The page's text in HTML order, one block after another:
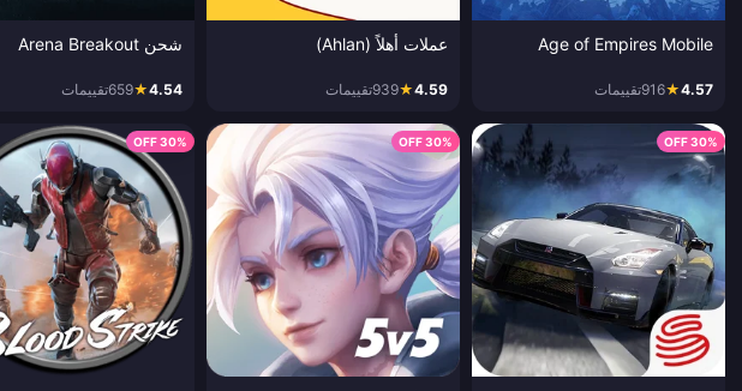
Age of Empires Mobile
4.57
★
916تقييمات
عملات أهلاً (Ahlan)
4.59
★
939تقييمات
شحن Arena Breakout
4.54
★
659تقييمات
30% OFF
30% OFF
30% OFF